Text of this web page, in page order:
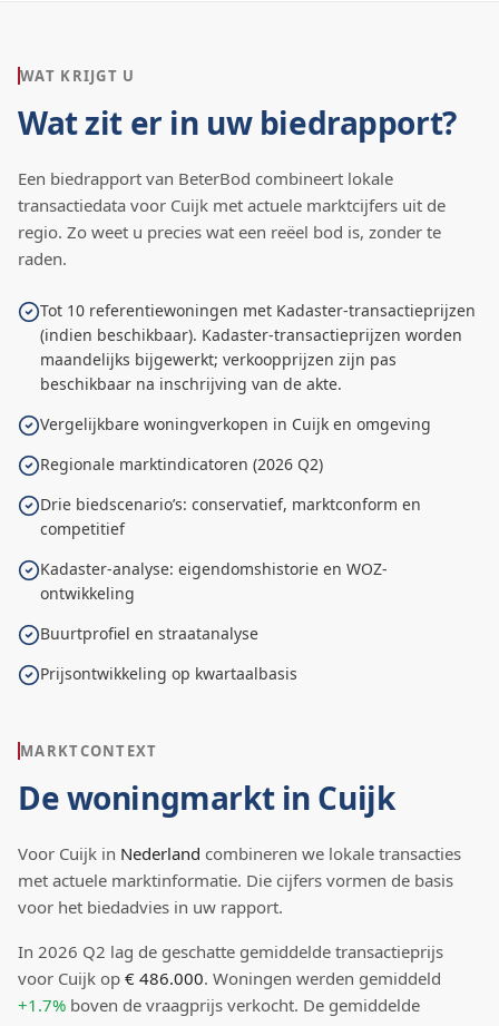
WAT KRIJGT U
Wat zit er in uw biedrapport?
Een biedrapport van BeterBod combineert lokale
transactiedata voor Cuijk met actuele marktcijfers uit de
regio. Zo weet u precies wat een reëel bod is, zonder te
raden.
Tot 10 referentiewoningen met Kadaster-transactieprijzen
(indien beschikbaar). Kadaster-transactieprijzen worden
maandelijks bijgewerkt; verkoopprijzen zijn pas
beschikbaar na inschrijving van de akte.
Vergelijkbare woningverkopen in Cuijk en omgeving
Regionale marktindicatoren (2026 Q2)
Drie biedscenario’s: conservatief, marktconform en
competitief
Kadaster-analyse: eigendomshistorie en WOZ-
ontwikkeling
Buurtprofiel en straatanalyse
Prijsontwikkeling op kwartaalbasis
MARKTCONTEXT
De woningmarkt in Cuijk
Voor Cuijk in Nederland combineren we lokale transacties
met actuele marktinformatie. Die cijfers vormen de basis
voor het biedadvies in uw rapport.
In 2026 Q2 lag de geschatte gemiddelde transactieprijs
voor Cuijk op € 486.000. Woningen werden gemiddeld
+1.7% boven de vraagprijs verkocht. De gemiddelde